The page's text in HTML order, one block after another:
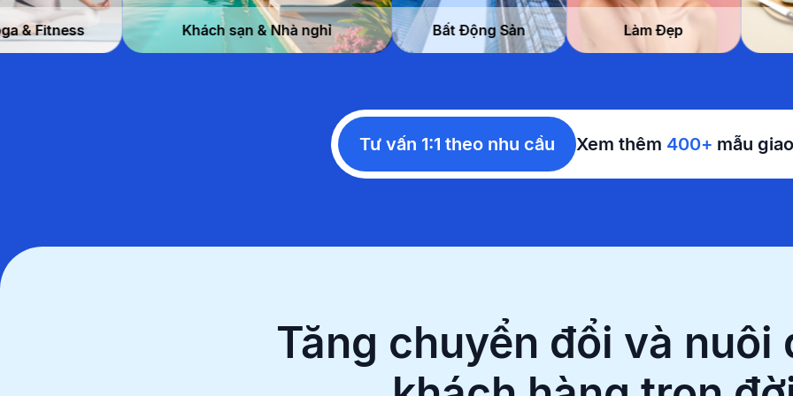
Yoga & Fitness Khách sạn & Nhà nghỉ Bất Động Sản Làm Đẹp
Tư vấn 1:1 theo nhu cầu Xem thêm 400+ mẫu
Tăng chuyển đổi và nuôi